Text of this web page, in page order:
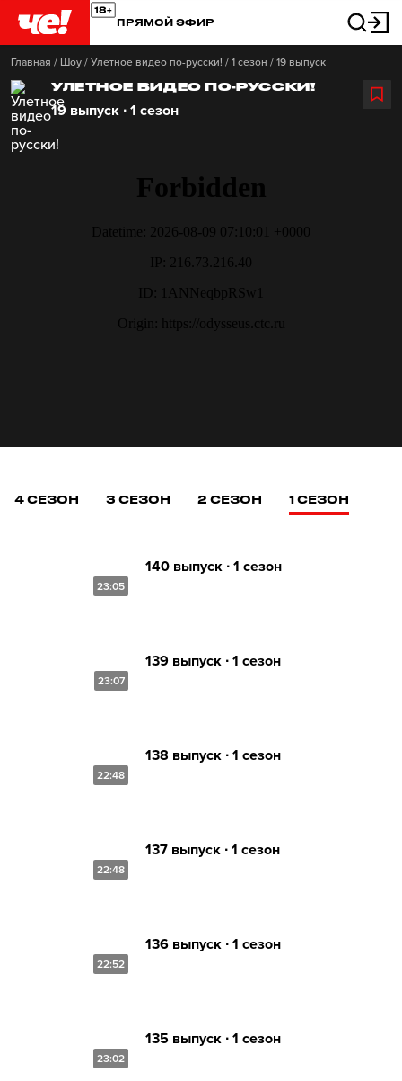
ПРЯМОЙ ЭФИР
Главная / Шоу / Улетное видео по-русски! / 1 сезон / 19 выпуск
УЛЕТНОЕ ВИДЕО ПО-РУССКИ!
19 выпуск ∙ 1 сезон
4 СЕЗОН 3 СЕЗОН 2 СЕЗОН 1 СЕЗОН
23:05
140 выпуск ∙ 1 сезон
23:07
139 выпуск ∙ 1 сезон
22:48
138 выпуск ∙ 1 сезон
22:48
137 выпуск ∙ 1 сезон
22:52
136 выпуск ∙ 1 сезон
23:02
135 выпуск ∙ 1 сезон